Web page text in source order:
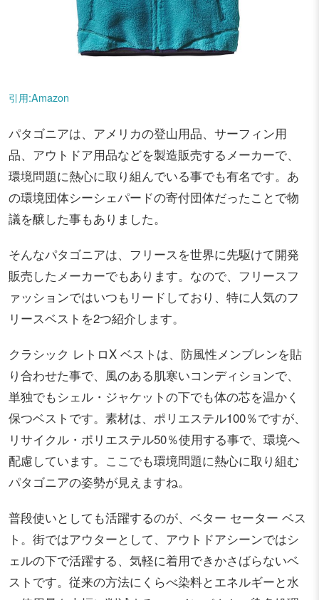
引用:Amazon
パタゴニアは、アメリカの登山用品、サーフィン用
品、アウトドア用品などを製造販売するメーカーで、
環境問題に熱心に取り組んでいる事でも有名です。あ
の環境団体シーシェパードの寄付団体だったことで物
議を醸した事もありました。
そんなパタゴニアは、フリースを世界に先駆けて開発
販売したメーカーでもあります。なので、フリースフ
ァッションではいつもリードしており、特に人気のフ
リースベストを2つ紹介します。
クラシック レトロX ベストは、防風性メンブレンを貼
り合わせた事で、風のある肌寒いコンディションで、
単独でもシェル・ジャケットの下でも体の芯を温かく
保つベストです。素材は、ポリエステル100％ですが、
リサイクル・ポリエステル50％使用する事で、環境へ
配慮しています。ここでも環境問題に熱心に取り組む
パタゴニアの姿勢が見えますね。
普段使いとしても活躍するのが、ベター セーター ベス
ト。街ではアウターとして、アウトドアシーンではシ
ェルの下で活躍する、気軽に着用できかさばらないベ
ストです。従来の方法にくらべ染料とエネルギーと水